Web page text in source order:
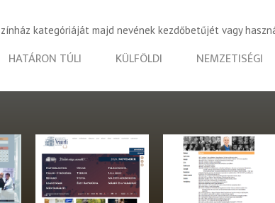
kategóriáját majd nevének kezdőbetűjét vagy
HATÁRON TÚLI KÜLFÖLDI NEMZETISÉGI